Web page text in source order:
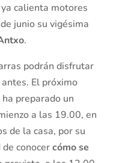
ya calienta motores
junio su vigésima
.
podrán disfrutar
El próximo
preparado un
a las 19.00, en
de la casa, por su
conocercómo se